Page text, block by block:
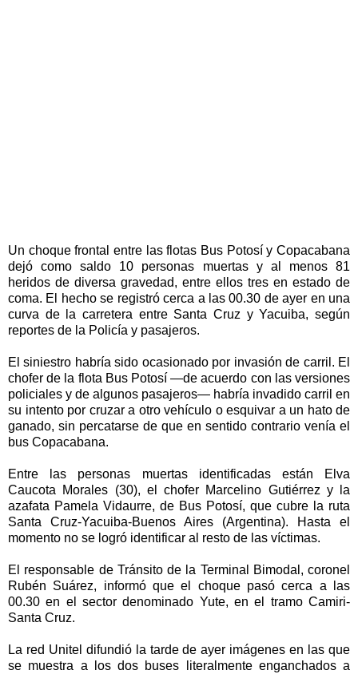
Un choque frontal entre las flotas Bus Potosí y Copacabana
dejó como saldo 10 personas muertas y al menos 81
heridos de diversa gravedad, entre ellos tres en estado de
coma. El hecho se registró cerca a las 00.30 de ayer en una
curva de la carretera entre Santa Cruz y Yacuiba, según
reportes de la Policía y pasajeros.
El siniestro habría sido ocasionado por invasión de carril. El
chofer de la flota Bus Potosí —de acuerdo con las versiones
policiales y de algunos pasajeros— habría invadido carril en
su intento por cruzar a otro vehículo o esquivar a un hato de
ganado, sin percatarse de que en sentido contrario venía el
bus Copacabana.
Entre las personas muertas identificadas están Elva
Caucota Morales (30), el chofer Marcelino Gutiérrez y la
azafata Pamela Vidaurre, de Bus Potosí, que cubre la ruta
Santa Cruz-Yacuiba-Buenos Aires (Argentina). Hasta el
momento no se logró identificar al resto de las víctimas.
El responsable de Tránsito de la Terminal Bimodal, coronel
Rubén Suárez, informó que el choque pasó cerca a las
00.30 en el sector denominado Yute, en el tramo Camiri-
Santa Cruz.
La red Unitel difundió la tarde de ayer imágenes en las que
se muestra a los dos buses literalmente enganchados a